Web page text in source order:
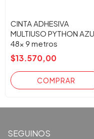
CINTA ADHESIVA
MULTIUSO PYTHON
48x 9 metros
$13.570,00
SEGUINOS